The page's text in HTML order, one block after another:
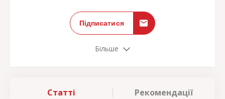
Підписатися
Більше
Статті Рекомендації